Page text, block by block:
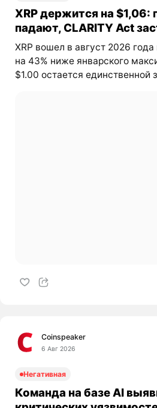
XRP держится на $1,06:
падают, CLARITY Act
XRP вошел в август 2026 года
на 43% ниже январского
$1.00 остается единственной
Coinspeaker
6 Авг 2026
Негативная
Команда на базе AI